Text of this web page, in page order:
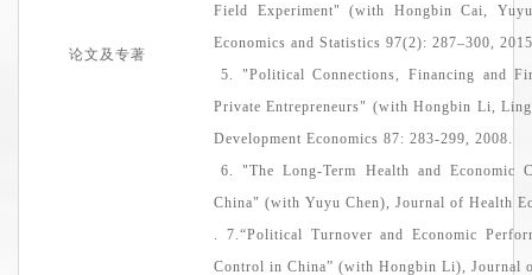
论文及专著
Field Experiment" (with Hongbin Cai, Yuyu
Economics and Statistics 97(2): 287–300, 2015
5. "Political Connections, Financing and
Private Entrepreneurs" (with Hongbin Li,
Development Economics 87: 283-299, 2008.
6."The Long-Term Health and Economic
China" (with Yuyu Chen), Journal of Health
7. “Political Turnover and Economic
Control in China” (with Hongbin Li), Journal